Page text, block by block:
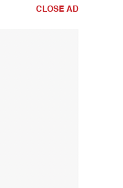
CLOSE AD